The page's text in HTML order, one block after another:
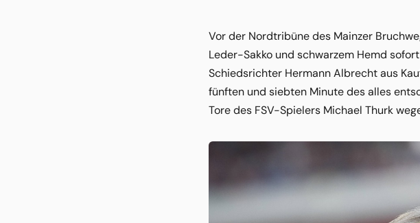
Vor der Nordtribüne des Mainzer
Leder-Sakko und schwarzem Hemd
Schiedsrichter Hermann Albrecht aus
fünften und siebten Minute des alles
Tore des FSV-Spielers Michael Thurk